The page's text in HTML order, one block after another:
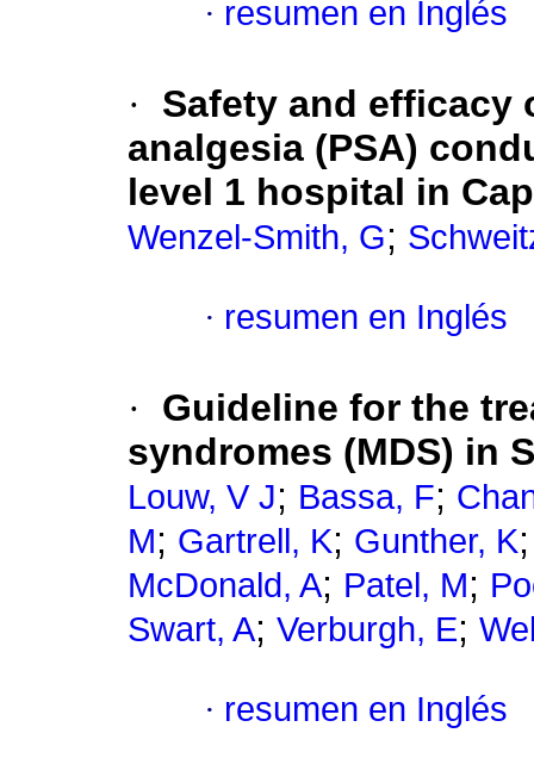
· resumen en Inglés
·
Safety and efficacy
analgesia (PSA)
level 1 hospital in
Wenzel-Smith, G;
· resumen en Inglés
·
Guideline for the
syndromes (MDS) in
Louw, V J; Bassa, F;
M; Gartrell, K; Gunther, K
McDonald, A; Patel, M;
Swart, A; Verburgh, E;
· resumen en Inglés